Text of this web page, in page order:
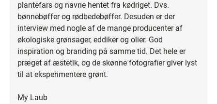
plantefars og navne hentet fra kødriget. Dvs.
bønnebøffer og rødbedebøffer. Desuden er der
interview med nogle af de mange producenter af
økologiske grønsager, eddiker og olier. God
inspiration og branding på samme tid. Det hele er
præget af æstetik, og de skønne fotografier giver lyst
til at eksperimentere grønt.
My Laub